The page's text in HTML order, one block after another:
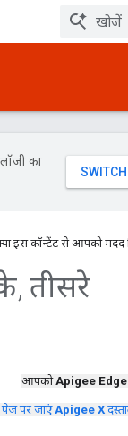
का
इस कॉन्टेंट से आपको मदद
, तीसरे
आपकोApigee Edge
पर जाएंApigee X